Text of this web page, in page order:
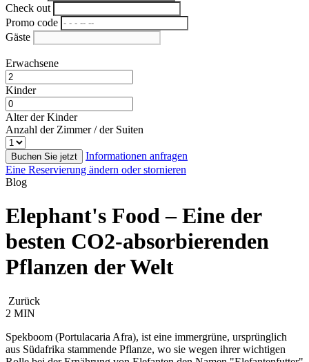
Check out
Promo code
Gäste
Erwachsene
Kinder
Alter der Kinder
Anzahl der Zimmer / der Suiten
Buchen Sie jetzt
Informationen anfragen
Eine Reservierung ändern oder stornieren
Blog
Elephant's Food – Eine der
besten CO2-absorbierenden
Pflanzen der Welt
Zurück
2 MIN
Spekboom (Portulacaria Afra), ist eine immergrüne, ursprünglich
aus Südafrika stammende Pflanze, wo sie wegen ihrer wichtigen